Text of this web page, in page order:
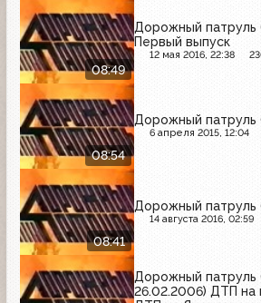
08:49
Дорожный патруль
Первый выпуск
12 мая 2016, 22:38
08:54
Дорожный патруль
6 апреля 2015, 12:04
08:41
Дорожный патруль
14 августа 2016, 02:59
Дорожный патруль
26.02.2006) ДТП на